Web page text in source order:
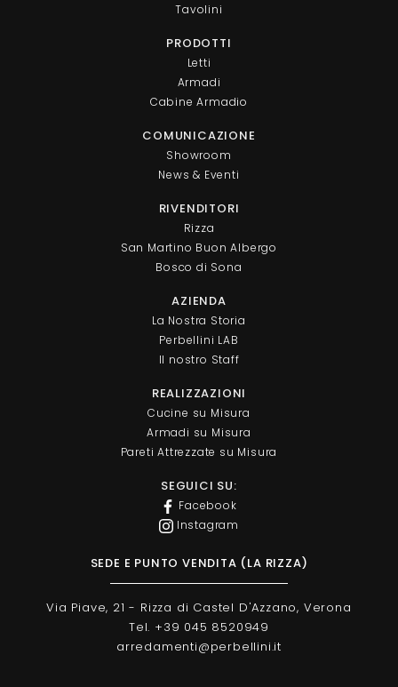
Tavolini
PRODOTTI
Letti
Armadi
Cabine Armadio
COMUNICAZIONE
Showroom
News & Eventi
RIVENDITORI
Rizza
San Martino Buon Albergo
Bosco di Sona
AZIENDA
La Nostra Storia
Perbellini LAB
Il nostro Staff
REALIZZAZIONI
Cucine su Misura
Armadi su Misura
Pareti Attrezzate su Misura
SEGUICI SU:
Facebook
Instagram
SEDE E PUNTO VENDITA (LA RIZZA)
Via Piave, 21 - Rizza di Castel D'Azzano, Verona
Tel. +39 045 8520949
arredamenti@perbellini.it